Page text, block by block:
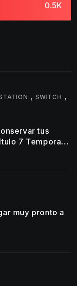
0.5K
, SWITCH ,
tus
7 Temporada
muy pronto a